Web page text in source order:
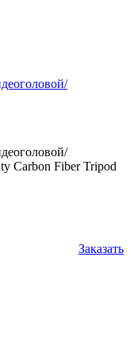
Carbon Fiber Tripod
Заказать